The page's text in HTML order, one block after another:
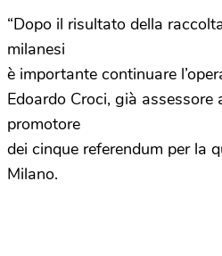
“Dopo il risultato della
milanesi
è importante continuare
Edoardo Croci, già assessore
promotore
dei cinque referendum per la
Milano.